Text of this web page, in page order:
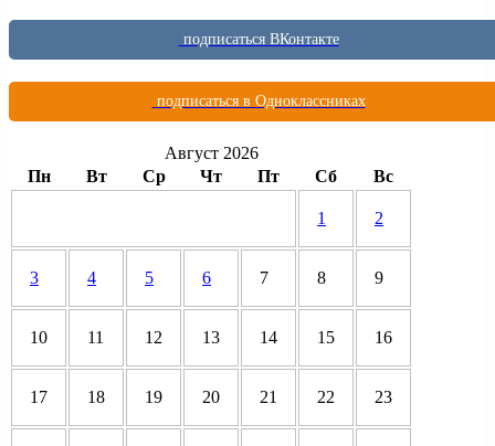
подписаться ВКонтакте
подписаться в Одноклассниках
Август 2026
Пн
Вт Ср Чт Пт Сб Вс
1 2
3 4 5 6 7 8 9
10 11 12 13 14 15 16
17 18 19 20 21 22 23